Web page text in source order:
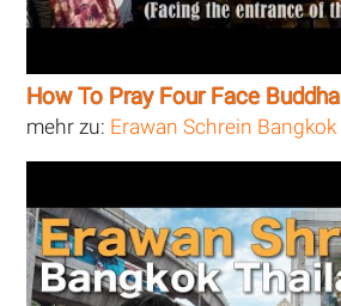
How To Pray Four Face Buddha
mehr zu: Erawan Schrein Bangkok